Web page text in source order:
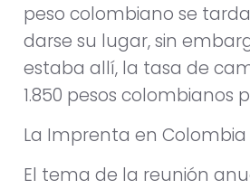
peso colombiano se
darse su lugar, sin
estaba allí, la tasa de
1.850 pesos colombianos
La Imprenta en Colombia
El tema de la reunión